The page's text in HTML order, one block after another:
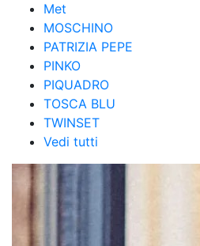
Met
MOSCHINO
PATRIZIA PEPE
PINKO
PIQUADRO
TOSCA BLU
TWINSET
Vedi tutti